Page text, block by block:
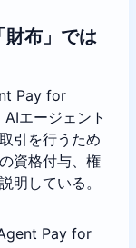
財布」では
Pay for
エージェント
引を行うため
資格付与、権
明している。
Pay for